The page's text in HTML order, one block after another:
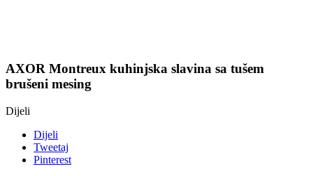
AXOR Montreux kuhinjska slavina sa tušem
brušeni mesing
Dijeli
Dijeli
Tweetaj
Pinterest